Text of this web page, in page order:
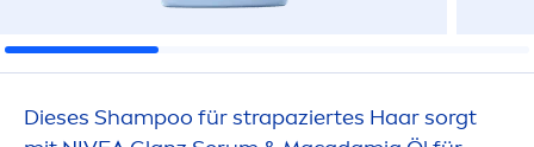
Dieses Shampoo für strapaziertes Haar sorgt